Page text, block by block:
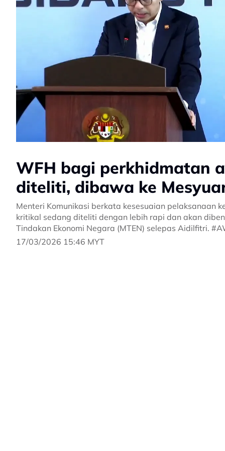
WFH bagi perkhidmatan
diteliti, dibawa ke
Menteri Komunikasi berkata kesesuaian pelaksanaan
kritikal sedang diteliti dengan lebih rapi dan akan
Tindakan Ekonomi Negara (MTEN) selepas Aidilfitri.
17/03/2026 15:46 MYT